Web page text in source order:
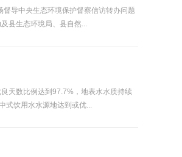
导中央生态环境保护督察信访转办问题
县生态环境局、县自然...
天数比例达到97.7%，地表水水质持续
式饮用水水源地达到或优...